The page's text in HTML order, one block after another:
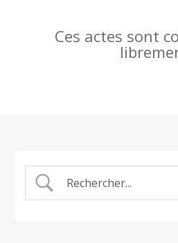
Ces actes sont